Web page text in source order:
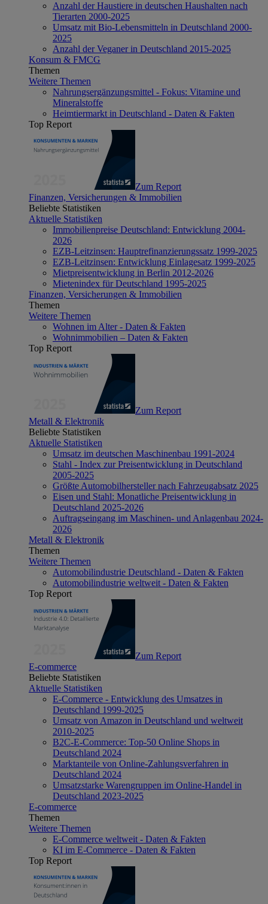
Anzahl der Haustiere in deutschen Haushalten nach
Tierarten 2000-2025
Umsatz mit Bio-Lebensmitteln in Deutschland 2000-
2025
Anzahl der Veganer in Deutschland 2015-2025
Konsum & FMCG
Themen
Weitere Themen
Nahrungsergänzungsmittel - Fokus: Vitamine und
Mineralstoffe
Heimtiermarkt in Deutschland - Daten & Fakten
Top Report
Zum Report
Finanzen, Versicherungen & Immobilien
Beliebte Statistiken
Aktuelle Statistiken
Immobilienpreise Deutschland: Entwicklung 2004-
2026
EZB-Leitzinsen: Hauptrefinanzierungssatz 1999-2025
EZB-Leitzinsen: Entwicklung Einlagesatz 1999-2025
Mietpreisentwicklung in Berlin 2012-2026
Mietenindex für Deutschland 1995-2025
Finanzen, Versicherungen & Immobilien
Themen
Weitere Themen
Wohnen im Alter - Daten & Fakten
Wohnimmobilien – Daten & Fakten
Top Report
Zum Report
Metall & Elektronik
Beliebte Statistiken
Aktuelle Statistiken
Umsatz im deutschen Maschinenbau 1991-2024
Stahl - Index zur Preisentwicklung in Deutschland
2005-2025
Größte Automobilhersteller nach Fahrzeugabsatz 2025
Eisen und Stahl: Monatliche Preisentwicklung in
Deutschland 2025-2026
Auftragseingang im Maschinen- und Anlagenbau 2024-
2026
Metall & Elektronik
Themen
Weitere Themen
Automobilindustrie Deutschland - Daten & Fakten
Automobilindustrie weltweit - Daten & Fakten
Top Report
Zum Report
E-commerce
Beliebte Statistiken
Aktuelle Statistiken
E-Commerce - Entwicklung des Umsatzes in
Deutschland 1999-2025
Umsatz von Amazon in Deutschland und weltweit
2010-2025
B2C-E-Commerce: Top-50 Online Shops in
Deutschland 2024
Marktanteile von Online-Zahlungsverfahren in
Deutschland 2024
Umsatzstarke Warengruppen im Online-Handel in
Deutschland 2023-2025
E-commerce
Themen
Weitere Themen
E-Commerce weltweit - Daten & Fakten
KI im E-Commerce - Daten & Fakten
Top Report